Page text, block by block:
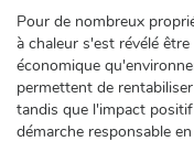
Pour de nombreux
à chaleur s'est révélé
économique
permettent de
tandis que l'impact
démarche responsable